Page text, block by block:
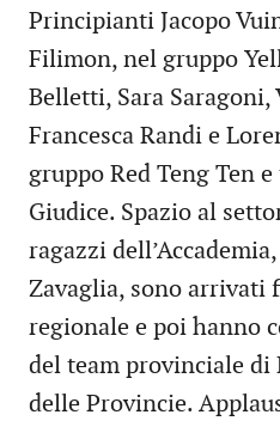
Principianti Jacopo
Filimon, nel gruppo
Belletti, Sara
Francesca Randi e
gruppo Red Teng Ten
Giudice. Spazio al
ragazzi
Zavaglia, sono arrivati
regionale e poi hanno
del team provinciale di
delle Provincie.